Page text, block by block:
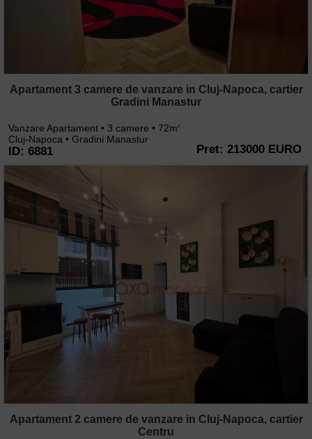
Apartament 3 camere de vanzare in Cluj-Napoca, cartier
Gradini Manastur
Vanzare Apartament • 3 camere • 72m2
Cluj-Napoca • Gradini Manastur
ID: 6881 Pret: 213000 EURO
Apartament 2 camere de vanzare in Cluj-Napoca, cartier
Centru